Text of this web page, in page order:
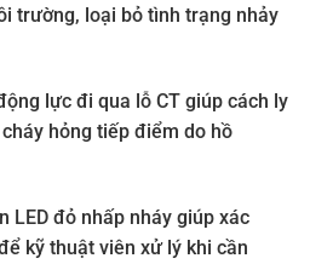
EOCR 5-60A 220V AC
tử EOCR 3-30A 24V AC/DC
trường, loại bỏ tình trạng nhảy
lực đi qua lỗ CT giúp cách ly
hỏng tiếp điểm do hồ
LED đỏ nhấp nháy giúp xác
kỹ thuật viên xử lý khi cần